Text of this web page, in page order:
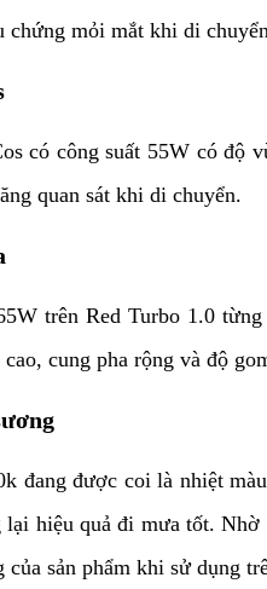
chứng mỏi mắt khi di
có công suất 55W có độ
quan sát khi di chuyển.
trên Red Turbo 1.0
cung pha rộng và độ
đang được coi là nhiệt
lại hiệu quả đi mưa tốt.
của sản phẩm khi sử dụng